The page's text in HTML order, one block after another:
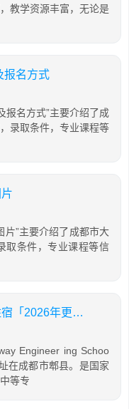
教学资源丰富，无论是
报名方式
报名方式”主要介绍了成
录取条件，专业课程等
片”主要介绍了成都市大
取条件，专业课程等信
成都市铁路工程学校五年制大专住宿「2026年更新」
Engineer ing Schoo
在成都市郫县。是国家
等专